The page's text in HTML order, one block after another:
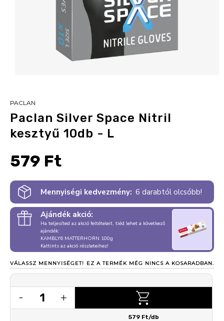
PACLAN
Paclan Silver Space Nitril
kesztyű 10db - L
579 Ft
Mennyiségi kedvezmény: 6 darabtól olcsóbb!
Ajándék akció:
Ha teljesíted az akció feltételeit, tiéd lehet a következő
ajándék:
KAMBLY6 MATTERHORN 100g
Kattints az akció részleteihez!
VÁLASSZ MENNYISÉGET! EZ A TERMÉK MÉG NINCS A KOSARADBAN.
- 1 +
579 Ft/db